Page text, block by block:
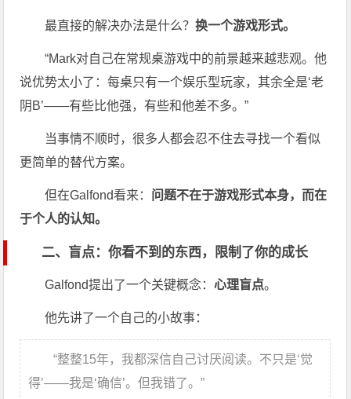
最直接的解决办法是什么？换一个游戏形式。
“Mark对自己在常规桌游戏中的前景越来越悲观。他
说优势太小了：每桌只有一个娱乐型玩家，其余全是‘老
阴B’——有些比他强，有些和他差不多。”
当事情不顺时，很多人都会忍不住去寻找一个看似
更简单的替代方案。
但在Galfond看来： 问题不在于游戏形式本身，而在
于个人的认知。
二、盲点：你看不到的东西，限制了你的成长
Galfond提出了一个关键概念：心理盲点。
他先讲了一个自己的小故事：
“整整15年，我都深信自己讨厌阅读。不只是‘觉
得’——我是‘确信’。但我错了。”